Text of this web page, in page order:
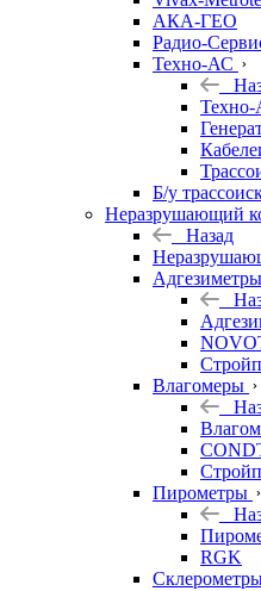
АКА-ГЕО
Радио-
Техно-АС
Б/у
Неразрушающий
Назад
Адгезиметры
Влагомеры
Пирометры
RGK